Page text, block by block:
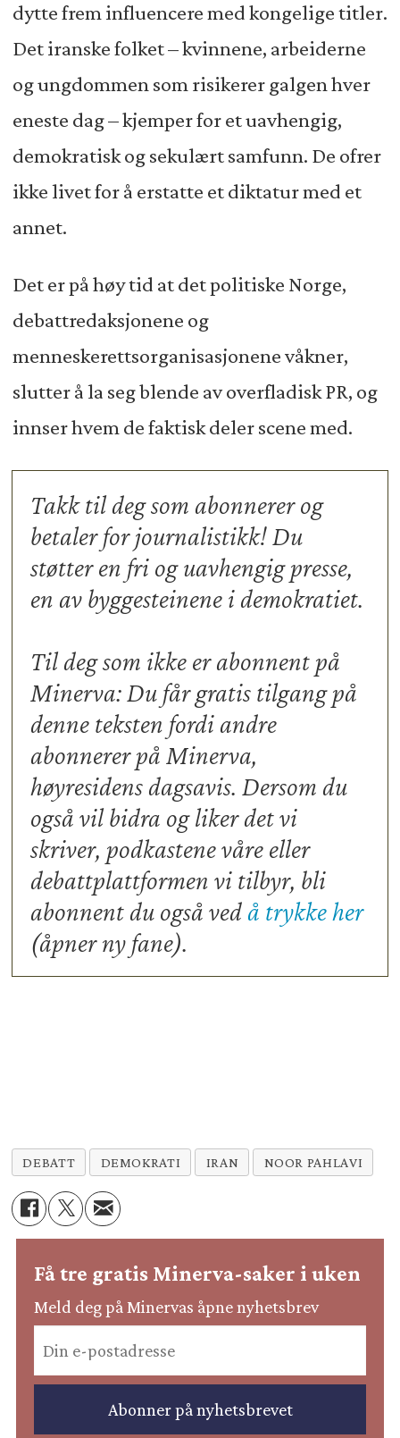
dytte frem influencere med kongelige titler.
Det iranske folket – kvinnene, arbeiderne
og ungdommen som risikerer galgen hver
eneste dag – kjemper for et uavhengig,
demokratisk og sekulært samfunn. De ofrer
ikke livet for å erstatte et diktatur med et
annet.
Det er på høy tid at det politiske Norge,
debattredaksjonene og
menneskerettsorganisasjonene våkner,
slutter å la seg blende av overfladisk PR, og
innser hvem de faktisk deler scene med.
Takk til deg som abonnerer og
betaler for journalistikk! Du
støtter en fri og uavhengig presse,
en av byggesteinene i demokratiet.
Til deg som ikke er abonnent på
Minerva: Du får gratis tilgang på
denne teksten fordi andre
abonnerer på Minerva,
høyresidens dagsavis. Dersom du
også vil bidra og liker det vi
skriver, podkastene våre eller
debattplattformen vi tilbyr, bli
abonnent du også ved å trykke her
(åpner ny fane).
DEBATT DEMOKRATI IRAN NOOR PAHLAVI
Få tre gratis Minerva-saker i uken
Meld deg på Minervas åpne nyhetsbrev